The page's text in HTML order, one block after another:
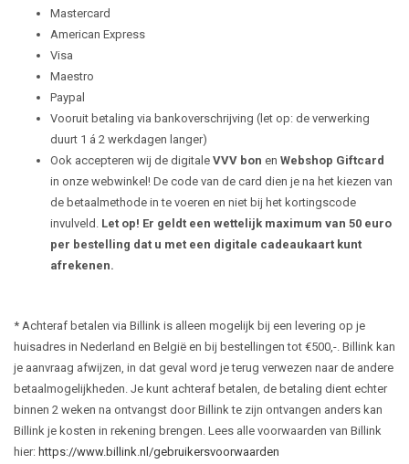
Mastercard
American Express
Visa
Maestro
Paypal
Vooruit betaling via bankoverschrijving (let op: de verwerking
duurt 1 á 2 werkdagen langer)
Ook accepteren wij de digitale VVV bon en Webshop Giftcard
in onze webwinkel! De code van de card dien je na het kiezen van
de betaalmethode in te voeren en niet bij het kortingscode
invulveld. Let op! Er geldt een wettelijk maximum van 50 euro
per bestelling dat u met een digitale cadeaukaart kunt
afrekenen.
* Achteraf betalen via Billink is alleen mogelijk bij een levering op je
huisadres in Nederland en België en bij bestellingen tot €500,-. Billink kan
je aanvraag afwijzen, in dat geval word je terug verwezen naar de andere
betaalmogelijkheden. Je kunt achteraf betalen, de betaling dient echter
binnen 2 weken na ontvangst door Billink te zijn ontvangen anders kan
Billink je kosten in rekening brengen. Lees alle voorwaarden van Billink
hier: https://www.billink.nl/gebruikersvoorwaarden